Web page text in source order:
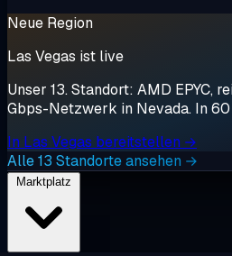
Neue Region
Las Vegas ist live
Unser 13. Standort: AMD EPYC,
Gbps-Netzwerk in Nevada. In
In Las Vegas bereitstellen →
Alle 13 Standorte ansehen →